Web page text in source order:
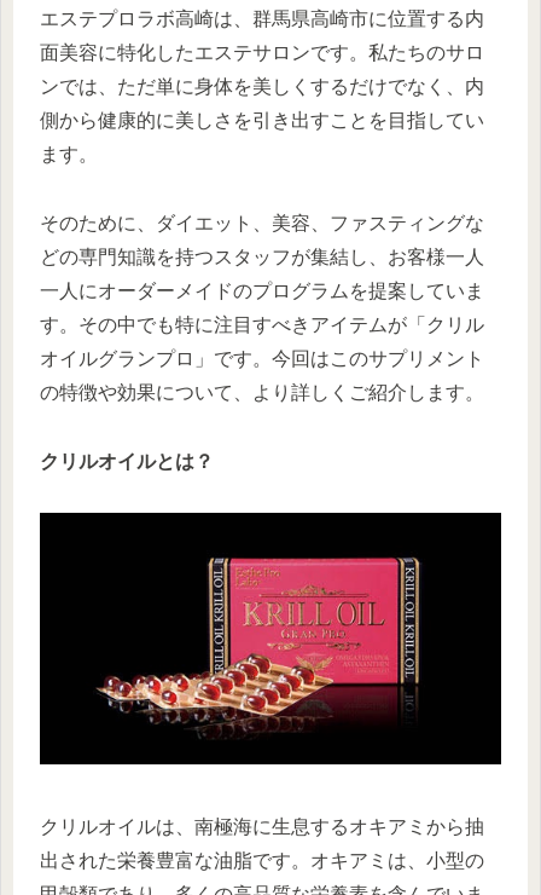
エステプロラボ高崎は、群馬県高崎市に位置する内
面美容に特化したエステサロンです。私たちのサロ
ンでは、ただ単に身体を美しくするだけでなく、内
側から健康的に美しさを引き出すことを目指してい
ます。
そのために、ダイエット、美容、ファスティングな
どの専門知識を持つスタッフが集結し、お客様一人
一人にオーダーメイドのプログラムを提案していま
す。その中でも特に注目すべきアイテムが「クリル
オイルグランプロ」です。今回はこのサプリメント
の特徴や効果について、より詳しくご紹介します。
クリルオイルとは？
クリルオイルは、南極海に生息するオキアミから抽
出された栄養豊富な油脂です。オキアミは、小型の